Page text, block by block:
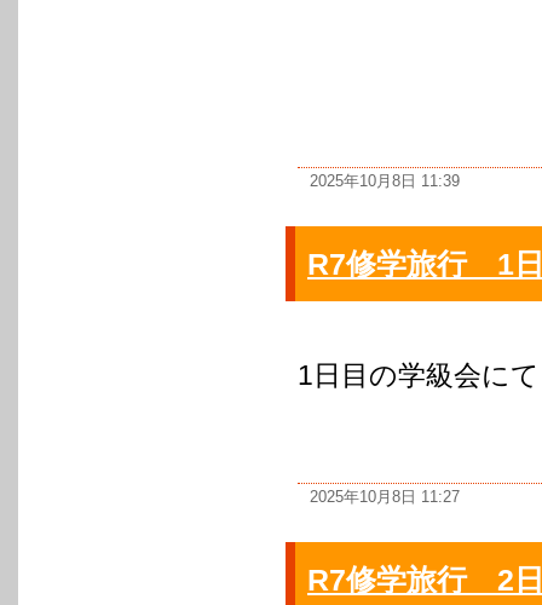
2025年10月8日 11:39
R7修学旅行 1
1日目の学級会に
2025年10月8日 11:27
R7修学旅行 2